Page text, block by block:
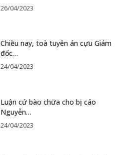
26/04/2023
Chiều nay, toà tuyên án cựu Giám
đốc…
24/04/2023
Luận cứ bào chữa cho bị cáo
Nguyễn…
24/04/2023